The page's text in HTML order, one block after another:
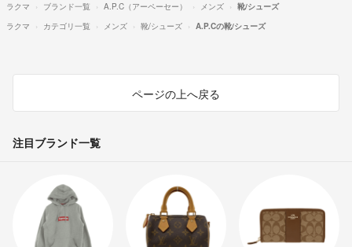
ラクマ ブランド一覧 A.P.C（アーペーセー） メンズ
靴/シューズ
ラクマ
カテゴリ一覧 メンズ 靴/シューズ A.P.Cの靴/シューズ
ページの上へ戻る
注目ブランド一覧